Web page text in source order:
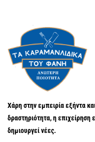
Χάρη στην εμπειρία εξήντα
δραστηριότητα, η επιχείρηση
δημιουργεί νέες.